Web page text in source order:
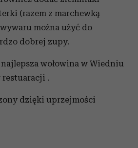
(razem z marchewką
można użyć do
dobrej zupy.
wołowina w Wiedniu
restuaracji .
dzięki uprzejmości